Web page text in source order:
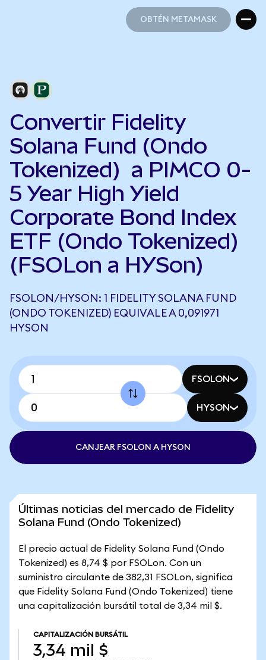
OBTÉN METAMASK
Convertir Fidelity
Solana Fund (Ondo
Tokenized) a PIMCO 0-
5 Year High Yield
Corporate Bond Index
ETF (Ondo Tokenized)
(FSOLon a HYSon)
FSOLON/HYSON: 1 FIDELITY SOLANA FUND
(ONDO TOKENIZED) EQUIVALE A 0,091971
HYSON
FSOLON
HYSON
CANJEAR FSOLON A HYSON
Últimas noticias del mercado de Fidelity
Solana Fund (Ondo Tokenized)
El precio actual de Fidelity Solana Fund (Ondo
Tokenized) es 8,74 $ por FSOLon. Con un
suministro circulante de 382,31 FSOLon, significa
que Fidelity Solana Fund (Ondo Tokenized) tiene
una capitalización bursátil total de 3,34 mil $.
CAPITALIZACIÓN BURSÁTIL
3,34 mil $